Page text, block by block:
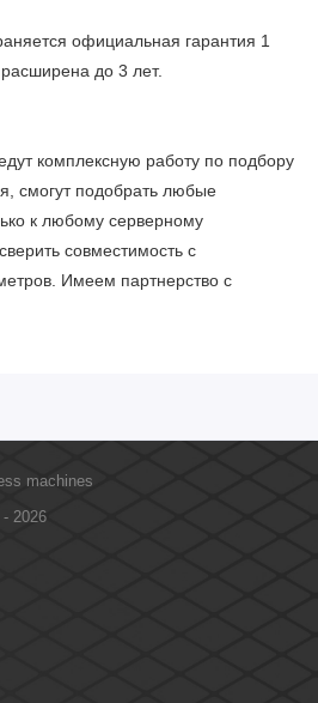
официальная гарантия 1
до 3 лет.
комплексную работу по подбору
смогут подобрать любые
к любому серверному
совместимость с
Имеем партнерство с
позволяет исключить ошибки даже
machines
2026